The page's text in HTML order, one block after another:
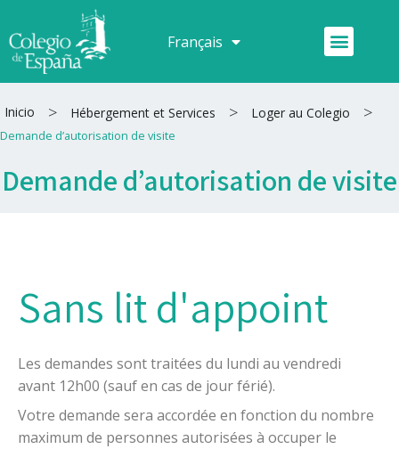
au
contenu
Français
Español Menu
Inicio > Hébergement et Services > Loger au Colegio >
Demande d’autorisation de visite
Demande d’autorisation de visite
Sans lit d'appoint
Les demandes sont traitées du lundi au vendredi
avant 12h00 (sauf en cas de jour férié).
Votre demande sera accordée en fonction du nombre
maximum de personnes autorisées à occuper le